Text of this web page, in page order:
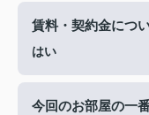
賃料・契約金につ
はい
今回のお部屋の一